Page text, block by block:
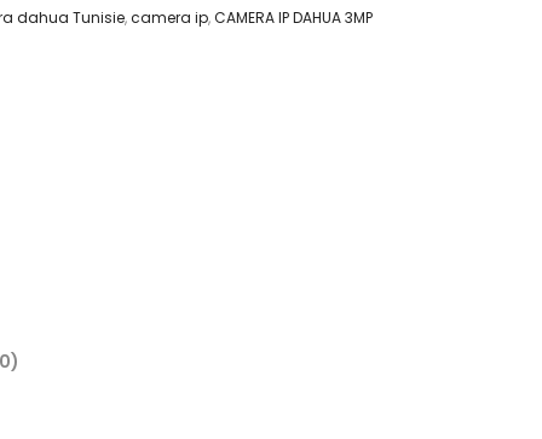
dahua Tunisie,camera ip,CAMERA IP DAHUA 3MP